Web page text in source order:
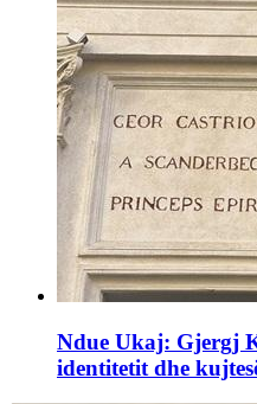
Ndue Ukaj: Gjergj
identitetit dhe